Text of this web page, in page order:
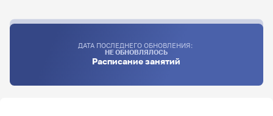
ДАТА ПОСЛЕДНЕГО ОБНОВЛЕНИЯ:
НЕ ОБНОВЛЯЛОСЬ
Расписание занятий